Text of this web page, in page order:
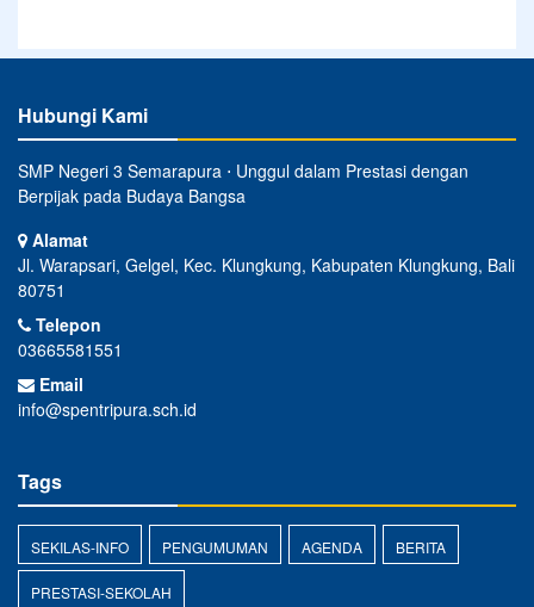
Hubungi Kami
SMP Negeri 3 Semarapura ⋅ Unggul dalam Prestasi dengan
Berpijak pada Budaya Bangsa
Alamat
Jl. Warapsari, Gelgel, Kec. Klungkung, Kabupaten Klungkung, Bali
80751
Telepon
03665581551
Email
info@spentripura.sch.id
Tags
SEKILAS-INFO PENGUMUMAN AGENDA BERITA
PRESTASI-SEKOLAH